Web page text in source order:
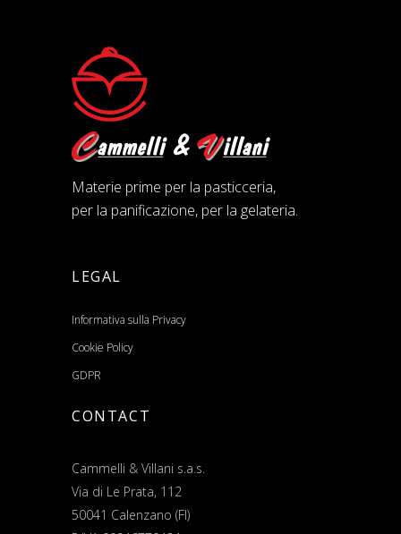
Materie prime per la pasticceria,
per la panificazione, per la gelateria.
LEGAL
Informativa sulla Privacy
Cookie Policy
GDPR
CONTACT
Cammelli & Villani s.a.s.
Via di Le Prata, 112
50041 Calenzano (FI)